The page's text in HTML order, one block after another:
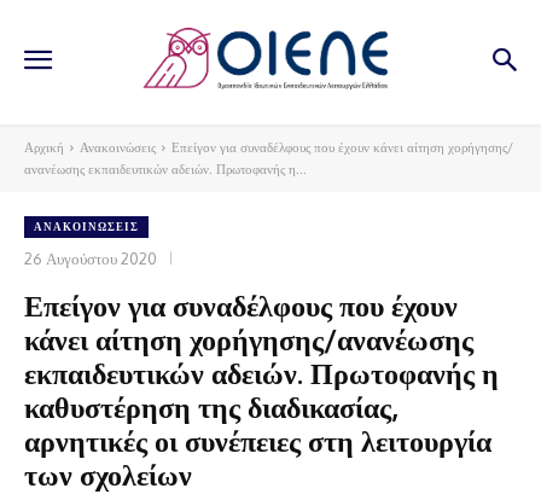
Αρχική Ανακοινώσεις
Επείγον για συναδέλφους που έχουν κάνει αίτηση χορήγησης/
ανανέωσης εκπαιδευτικών αδειών. Πρωτοφανής η...
ΑΝΑΚΟΙΝΏΣΕΙΣ
26 Αυγούστου 2020
Επείγον για συναδέλφους που έχουν
κάνει αίτηση χορήγησης/ανανέωσης
εκπαιδευτικών αδειών. Πρωτοφανής η
καθυστέρηση της διαδικασίας,
αρνητικές οι συνέπειες στη λειτουργία
των σχολείων